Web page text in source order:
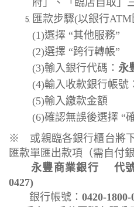
府」、「臨店自取」
匯款步驟(以銀行
(1)選擇 “其他服務”
(2)選擇 “跨行轉帳”
(3)輸入銀行代碼： 永
(4)輸入收款銀行帳號
(5)輸入繳款金額
(6)確認無誤後選擇 “
※ 或親臨各銀行櫃台將
匯款單匯出款項（需自付
永豐商業銀行 代
0427)
銀行帳號： 0420-1800-